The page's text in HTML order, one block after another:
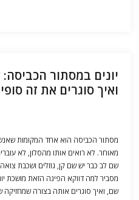
יונים במסתור
ואיך סוגרים את זה
מסתור הכביסה הוא אחד המקומות
מאוחר. לא רואים אותו מהסלון, לא
שם לב כבר יש שם קן, גוזלים ושכבת
מסביר למה דווקא הפינה הזאת מושכת
שם, ואיך סוגרים אותה בצורה שמחזיקה